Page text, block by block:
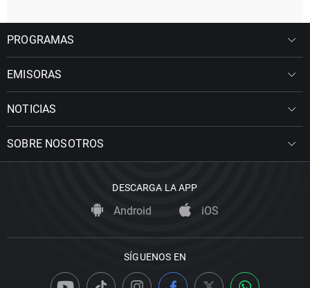
PROGRAMAS
EMISORAS
NOTICIAS
SOBRE NOSOTROS
DESCARGA LA APP
Android iOS
SÍGUENOS EN